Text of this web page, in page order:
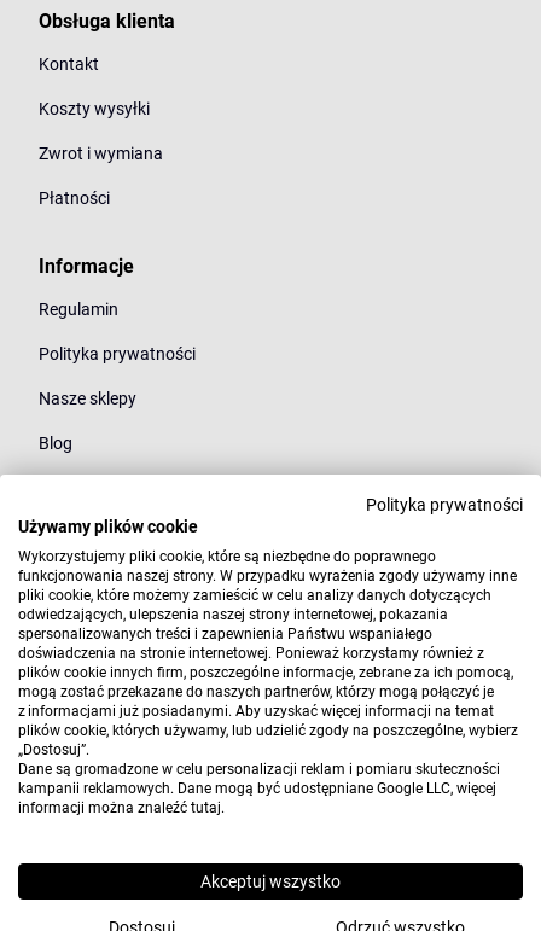
Obsługa klienta
Kontakt
Koszty wysyłki
Zwrot i wymiana
Płatności
Informacje
Regulamin
Polityka prywatności
Nasze sklepy
Blog
Młodzież
Styl
Marki
Wdrożenie i projekt:CONVERTIS.pl
Sklep internetowy SOTE
Polityka prywatności
Używamy plików cookie
Wykorzystujemy pliki cookie, które są niezbędne do poprawnego
funkcjonowania naszej strony. W przypadku wyrażenia zgody używamy inne
pliki cookie, które możemy zamieścić w celu analizy danych dotyczących
odwiedzających, ulepszenia naszej strony internetowej, pokazania
spersonalizowanych treści i zapewnienia Państwu wspaniałego
doświadczenia na stronie internetowej. Ponieważ korzystamy również z
plików cookie innych firm, poszczególne informacje, zebrane za ich pomocą,
mogą zostać przekazane do naszych partnerów, którzy mogą połączyć je
z informacjami już posiadanymi. Aby uzyskać więcej informacji na temat
plików cookie, których używamy, lub udzielić zgody na poszczególne, wybierz
„Dostosuj”.
Dane są gromadzone w celu personalizacji reklam i pomiaru skuteczności
kampanii reklamowych. Dane mogą być udostępniane Google LLC, więcej
informacji można znaleźć tutaj.
Akceptuj wszystko